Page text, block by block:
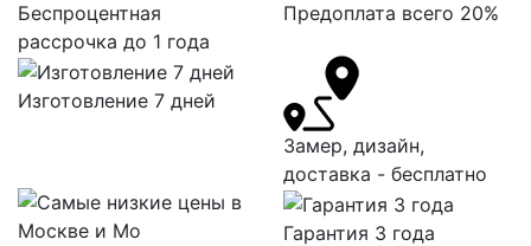
Беспроцентная
рассрочка до 1 года
Предоплата всего 20%
Изготовление 7 дней
Замер, дизайн,
доставка - бесплатно
Гарантия 3 года